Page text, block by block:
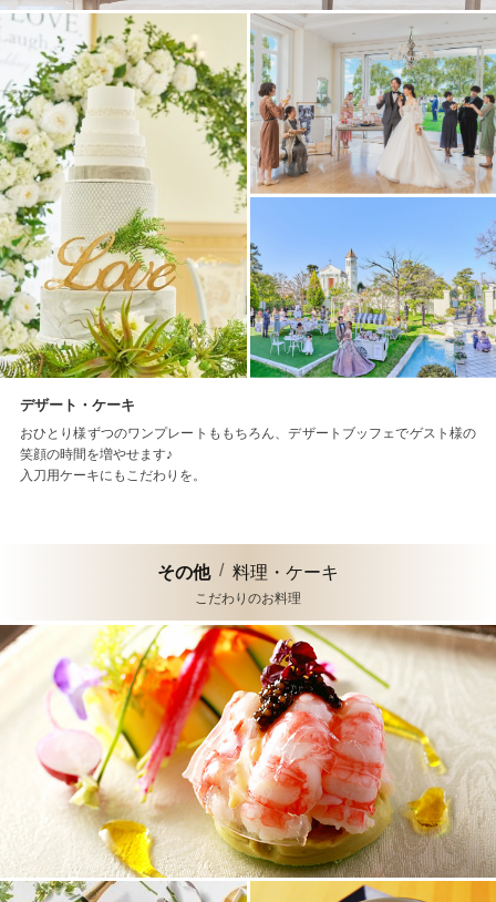
デザート・ケーキ
おひとり様ずつのワンプレートももちろん、デザートブッフェでゲスト様の
笑顔の時間を増やせます♪
入刀用ケーキにもこだわりを。
その他 料理・ケーキ
こだわりのお料理